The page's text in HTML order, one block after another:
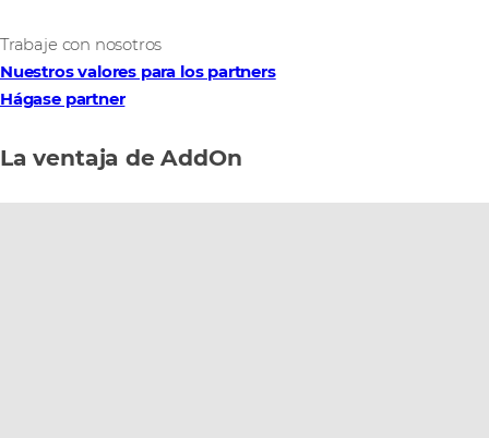
Trabaje con nosotros
Nuestros valores para los partners
Hágase partner
La ventaja de AddOn